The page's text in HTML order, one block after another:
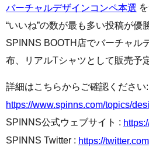
バーチャルデザインコンペ本選
“いいね”の数が最も多い投稿が優
SPINNS BOOTH店でバーチャル
布、リアルTシャツとして販売予
詳細はこちらからご確認ください:
https://www.spinns.com/topics/
SPINNS公式ウェブサイト :
SPINNS Twitter : https://